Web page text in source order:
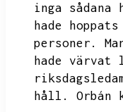
inga sådana
hade
personer.
hade
håll.
Orbán